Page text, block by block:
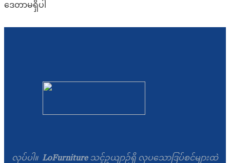
ဒေတာမရှိပါ
လုပ်ပါ။ LoFurniture သင့်ဥယျာဉ်ရှိ လှပသောဒြပ်စင်များထဲ